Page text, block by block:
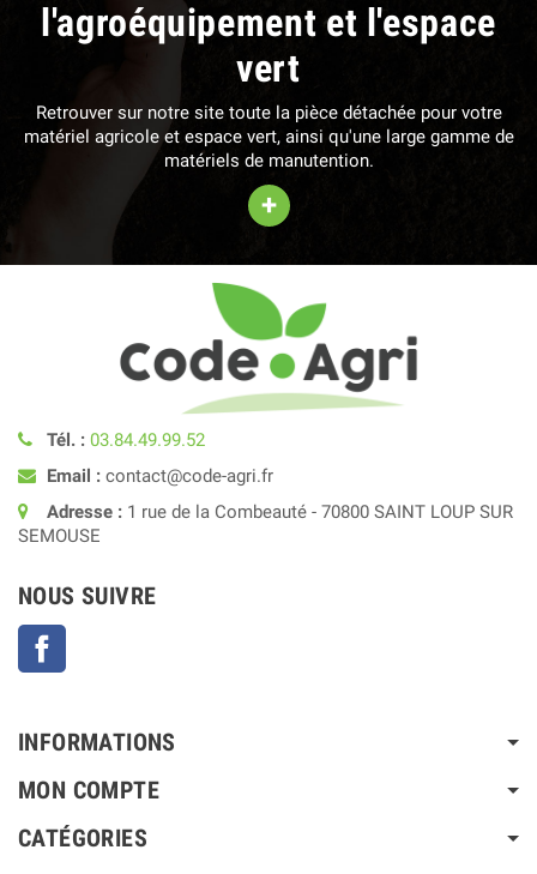
l'agroéquipement et l'espace
vert
Retrouver sur notre site toute la pièce détachée pour votre
matériel agricole et espace vert, ainsi qu'une large gamme de
matériels de manutention.
+
Tél. : 03.84.49.99.52
Email : contact@code-agri.fr
Adresse : 1 rue de la Combeauté - 70800 SAINT LOUP SUR
SEMOUSE
NOUS SUIVRE
INFORMATIONS
MON COMPTE
CATÉGORIES